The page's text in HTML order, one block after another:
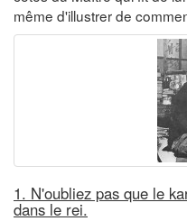
même d'illustrer de
1. N'oubliez pas que le
dans le rei.